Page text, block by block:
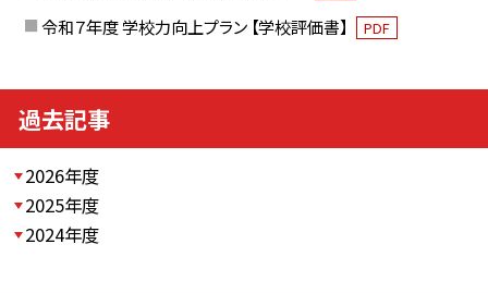
令和７年度 学校力向上プラン 【学校評価書】 PDF
過去記事
2026年度
2025年度
2024年度